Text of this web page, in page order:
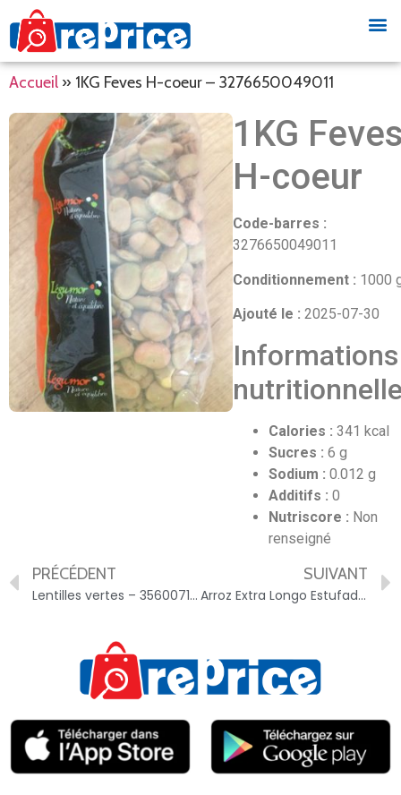
Accueil » 1KG Feves H-coeur – 3276650049011
1KG
H-coeur
Code-barres :
3276650049011
Conditionnement : 1000
Ajouté le : 2025-07-30
Informations
Calories : 341 kcal
Sucres : 6 g
Sodium : 0.012 g
Additifs : 0
Nutriscore : Non
renseigné
PRÉCÉDENT
Lentilles vertes – 3560071378233
SUIVANT
Arroz Extra Longo Estufado Parboiled – 5601255323125